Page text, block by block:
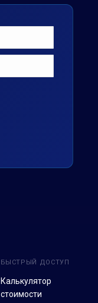
БЫСТРЫЙ ДОСТУП
Калькулятор
стоимости